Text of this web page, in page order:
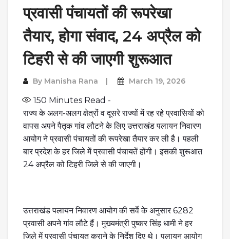
प्रवासी पंचायतों की रूपरेखा
तैयार, होगा संवाद, 24 अप्रैल को
टिहरी से की जाएगी शुरूआत
By Manisha Rana March 19, 2026
150 Minutes Read -
राज्य के अलग-अलग क्षेत्रों व दूसरे राज्यों में रह रहे प्रवासियों को
वापस अपने पैतृक गांव लौटने के लिए उत्तराखंड पलायन निवारण
आयोग ने प्रवासी पंचायतों की रूपरेखा तैयार कर ली है। पहली
बार प्रदेश के हर जिले में प्रवासी पंचायतें होंगी। इसकी शुरूआत
24 अप्रैल को टिहरी जिले से की जाएगी।
उत्तराखंड पलायन निवारण आयोग की सर्वे के अनुसार 6282
प्रवासी अपने गांव लौटे हैं। मुख्यमंत्री पुष्कर सिंह धामी ने हर
जिले में प्रवासी पंचायत कराने के निर्देश दिए थे। पलायन आयोग